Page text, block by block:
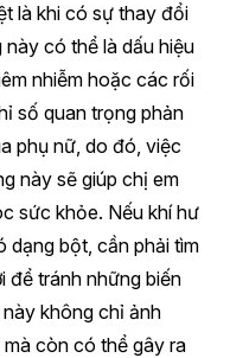
là khi có sự thay đổi
có thể là dấu hiệu
nhiễm hoặc các rối
số quan trọng phản
phụ nữ, do đó, việc
này sẽ giúp chị em
sức khỏe. Nếu khí hư
bột, cần phải tìm
để tránh những biến
không chỉ ảnh
còn có thể gây ra